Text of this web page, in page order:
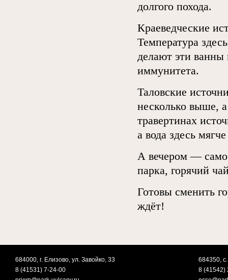
долгого похода.
Краеведческие
Температура
делают эти
иммунитета.
Таловские
несколько выше,
травертинах
а вода здесь
А вечером —
парка, горячий
Готовы сменить
ждёт!
684000, г. Елизово, ул. Завойко, 33
8 (41531) 7-24-00
684350,
8 (41542)